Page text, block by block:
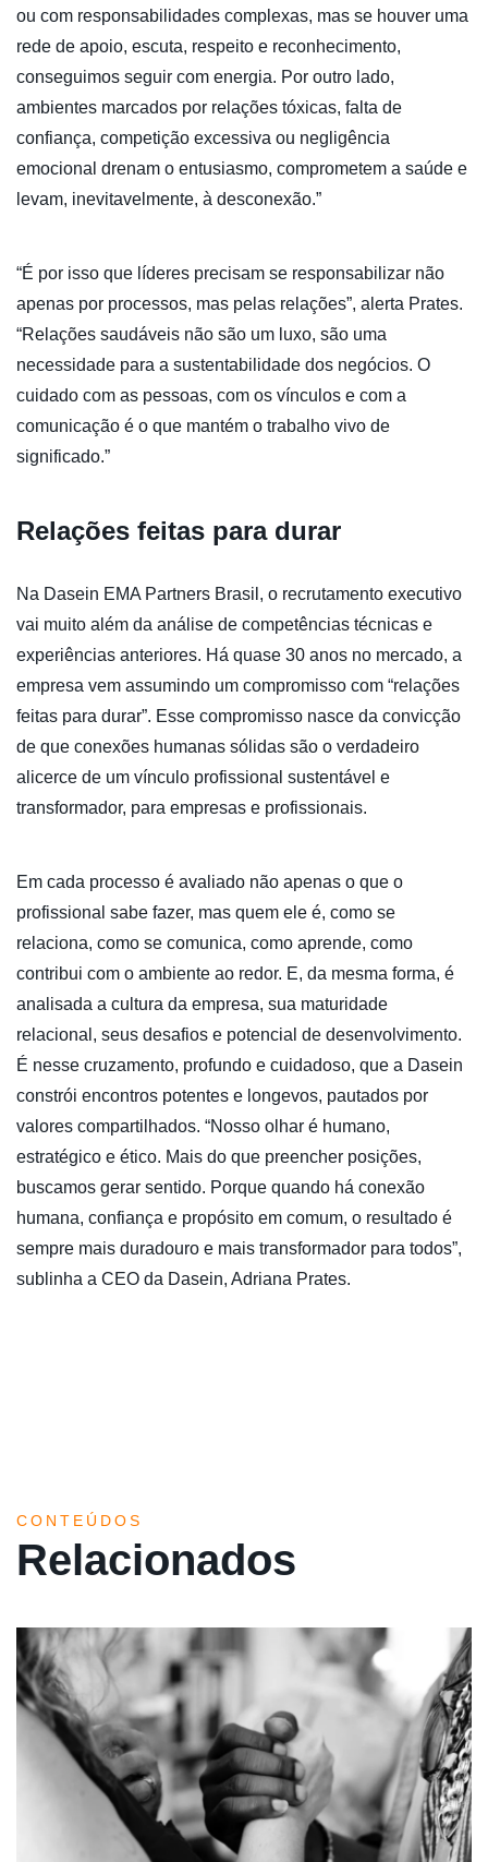
ou com responsabilidades complexas, mas se houver uma
rede de apoio, escuta, respeito e reconhecimento,
conseguimos seguir com energia. Por outro lado,
ambientes marcados por relações tóxicas, falta de
confiança, competição excessiva ou negligência
emocional drenam o entusiasmo, comprometem a saúde e
levam, inevitavelmente, à desconexão.”
“É por isso que líderes precisam se responsabilizar não
apenas por processos, mas pelas relações”, alerta Prates.
“Relações saudáveis não são um luxo, são uma
necessidade para a sustentabilidade dos negócios. O
cuidado com as pessoas, com os vínculos e com a
comunicação é o que mantém o trabalho vivo de
significado.”
Relações feitas para durar
Na Dasein EMA Partners Brasil, o recrutamento executivo
vai muito além da análise de competências técnicas e
experiências anteriores. Há quase 30 anos no mercado, a
empresa vem assumindo um compromisso com “relações
feitas para durar”. Esse compromisso nasce da convicção
de que conexões humanas sólidas são o verdadeiro
alicerce de um vínculo profissional sustentável e
transformador, para empresas e profissionais.
Em cada processo é avaliado não apenas o que o
profissional sabe fazer, mas quem ele é, como se
relaciona, como se comunica, como aprende, como
contribui com o ambiente ao redor. E, da mesma forma, é
analisada a cultura da empresa, sua maturidade
relacional, seus desafios e potencial de desenvolvimento.
É nesse cruzamento, profundo e cuidadoso, que a Dasein
constrói encontros potentes e longevos, pautados por
valores compartilhados. “Nosso olhar é humano,
estratégico e ético. Mais do que preencher posições,
buscamos gerar sentido. Porque quando há conexão
humana, confiança e propósito em comum, o resultado é
sempre mais duradouro e mais transformador para todos”,
sublinha a CEO da Dasein, Adriana Prates.
CONTEÚDOS
Relacionados